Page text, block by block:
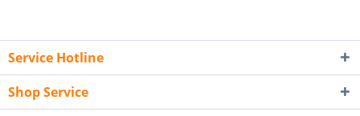
Service Hotline
Shop Service